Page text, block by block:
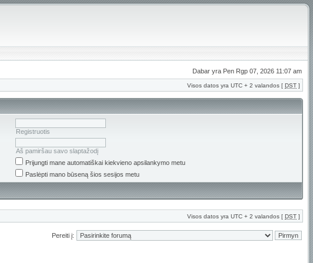
Dabar yra Pen Rgp 07, 2026 11:07 am
Visos datos yra UTC + 2 valandos [ DST ]
Registruotis
Aš pamiršau savo slaptažodį
Prijungti mane automatiškai kiekvieno apsilankymo metu
Paslėpti mano būseną šios sesijos metu
Visos datos yra UTC + 2 valandos [ DST ]
Pereiti į: